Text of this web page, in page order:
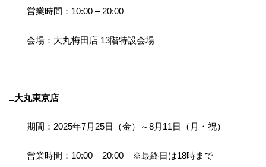
営業時間：10:00 – 20:00
会場：大丸梅田店 13階特設会場
□大丸東京店
期間：2025年7月25日（金）～8月11日（月・祝）
営業時間：10:00 – 20:00 ※最終日は18時まで